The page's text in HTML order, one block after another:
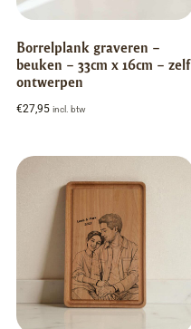
Borrelplank graveren –
beuken – 33cm x 16cm – zelf
ontwerpen
€27,95 incl. btw